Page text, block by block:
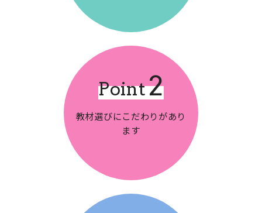
Point2
教材選びにこだわりがあり
ます